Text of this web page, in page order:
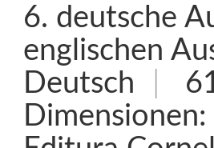
6. deutsche
englischen
Deutsch